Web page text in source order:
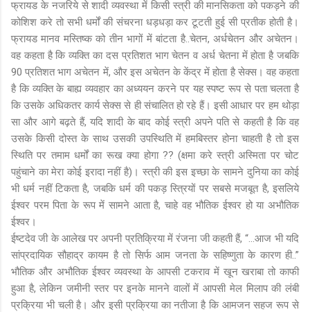
फ्रायड के नजरिये से शादी व्यवस्था में किसी स्त्री की मानसिकता को पकड़ने की
कोशिश करे तो सभी धर्मों की संचरना धड़धड़ा कर टूटती हुई सी प्रतीक होती है।
फ्रायड मानव मस्तिष्क को तीन भागों में बांटता है..चेतन, अर्धचेतन और अचेतन।
वह कहता है कि व्यक्ति का दस प्रतिशत भाग चेतन व अर्ध चेतना में होता है जबकि
90 प्रतिशत भाग अचेतन में, और इस अचेतन के केंद्र में होता है सेक्स। वह कहता
है कि व्यक्ति के बाह्य व्यवहार का अध्ययन करने पर यह स्पष्ट रूप से पता चलता है
कि उसके अधिकतर कार्य सेक्स से ही संचालित हो रहे हैं। इसी आधार पर हम थोड़ा
सा और आगे बढ़ते हैं, यदि शादी के बाद कोई स्त्री अपने पति से कहती है कि वह
उसके किसी दोस्त के साथ उसकी उपस्थिति में हमबिस्तर होना चाहती है तो इस
स्थिति पर तमाम धर्मों का रूख क्या होगा ?? (क्षमा करे स्त्री अस्मिता पर चोट
पहुंचाने का मेरा कोई इरादा नहीं है)। स्त्री की इस इच्छा के सामने दुनिया का कोई
भी धर्म नहीं टिकता है, जबकि धर्म की पकड़ स्त्रियों पर सबसे मजबूत है, इसलिये
ईश्वर परम पिता के रूप में सामने आता है, चाहे वह भौतिक ईश्वर हो या अभौतिक
ईश्वर।
ईष्टदेव जी के आलेख पर अपनी प्रतिक्रिया में रंजना जी कहती हैं, “...आज भी यदि
सांप्रदायिक सौहाद्र कायम है तो सिर्फ आम जनता के सहिष्णुता के कारण ही..”
भौतिक और अभौतिक ईश्वर व्यवस्था के आपसी टकराव में खून खराबा तो काफी
हुआ है, लेकिन जमीनी स्तर पर इनके मानने वालों में आपसी मेल मिलाप की लंबी
प्रक्रिया भी चली है। और इसी प्रक्रिया का नतीजा है कि आमजन सहज रूप से